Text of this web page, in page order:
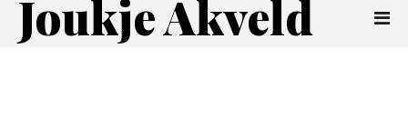
Joukje Akveld